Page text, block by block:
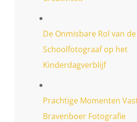
De Onmisbare Rol van de
Schoolfotograaf op het
Kinderdagverblijf
Prachtige Momenten
Bravenboer Fotografie